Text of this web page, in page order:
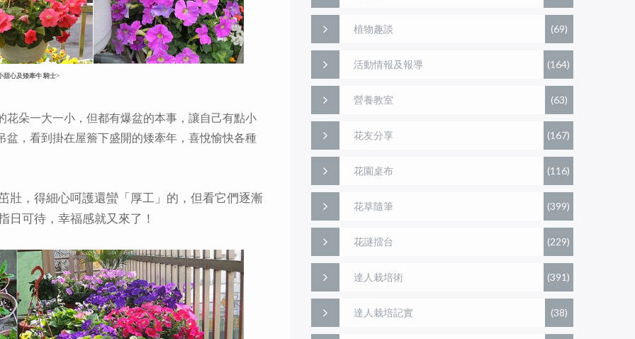
甜心及矮牽牛 騎士>
朵一大一小，但都有爆盆的本事，讓自己有點小
，看到掛在屋簷下盛開的矮牽年，喜悅愉快各種
壯，得細心呵護還蠻「厚工」的，但看它們逐漸
日可待，幸福感就又來了！
植物趣談 (69)
活動情報及報導 (164)
營養教室 (63)
花友分享 (167)
花園桌布 (116)
花草隨筆 (399)
花謎擂台 (229)
達人栽培術 (391)
達人栽培記實 (38)